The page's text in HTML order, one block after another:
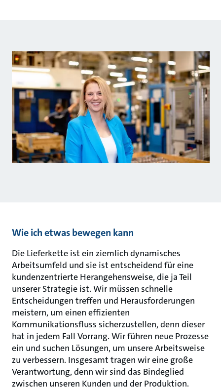
Wie ich etwas bewegen kann
Die Lieferkette ist ein ziemlich dynamisches
Arbeitsumfeld und sie ist entscheidend für eine
kundenzentrierte Herangehensweise, die ja Teil
unserer Strategie ist. Wir müssen schnelle
Entscheidungen treffen und Herausforderungen
meistern, um einen effizienten
Kommunikationsfluss sicherzustellen, denn dieser
hat in jedem Fall Vorrang. Wir führen neue Prozesse
ein und suchen Lösungen, um unsere Arbeitsweise
zu verbessern. Insgesamt tragen wir eine große
Verantwortung, denn wir sind das Bindeglied
zwischen unseren Kunden und der Produktion.